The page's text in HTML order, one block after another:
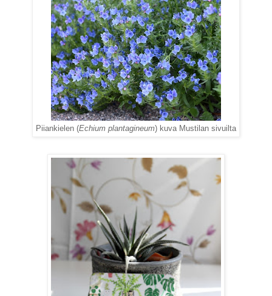
Piiankielen (Echium plantagineum) kuva Mustilan sivuilta